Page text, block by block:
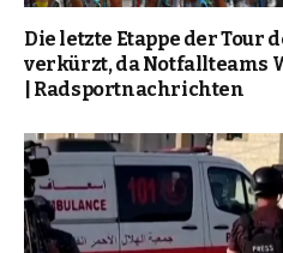
Die letzte Etappe der Tour
verkürzt, da Notfallteams
| Radsportnachrichten